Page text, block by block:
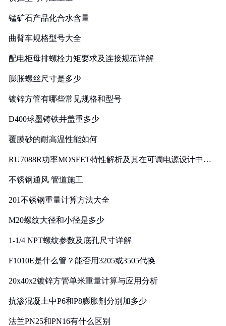
锰矿石产品化合水含量
曲臂车规格型号大全
配电柜母排螺栓力矩要求及连接规范详解
膨胀螺丝尺寸是多少
镀锌方管有哪些常见规格和型号
D400球墨铸铁井盖重多少
覆膜砂的耐高温性能如何
RU7088R功率MOSFET特性解析及其在可调电源设计中的
不锈钢通风 管道施工
201不锈钢重量计算方法大全
M20螺纹大径和小径是多少
1-1/4 NPT螺纹参数及底孔尺寸详解
F1010E是什么管？能否用3205或3505代换
20x40x2镀锌方管单米重量计算与应用分析
抗渗混凝土中P6和P8膨胀剂分别加多少
法兰PN25和PN16有什么区别